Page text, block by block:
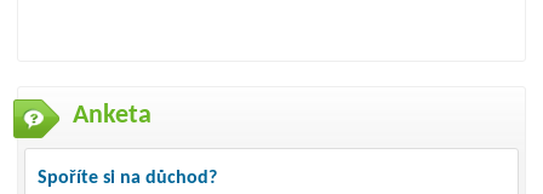
Anketa
Spoříte si na důchod?